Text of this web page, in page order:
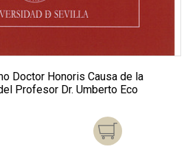
Doctor Honoris Causa de la
Profesor Dr. Umberto Eco